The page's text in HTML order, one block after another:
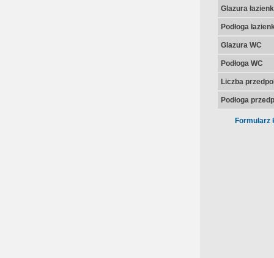
Glazura
Podłoga
Glazura WC
Podłoga WC
Liczba
Podłoga
Formularz